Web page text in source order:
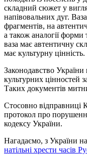
складний сюжет у
напівовальних дуг.
фрагментів, на
а також аналогії
ваза має автентичну
має культурну цінність.
Законодавство
культурних цінностей
Таких документів
Стосовно відправниці
протокол про
кодексу України.
Нагадаємо, з України
натільні хрести часів